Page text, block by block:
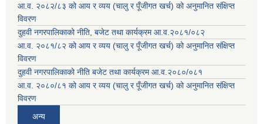
आ.व. २०८२/८३ को आय र व्यय (चालु र पूँजीगत खर्च) को अनुमानित संक्षिप्त
विवरण
दुहवी नगरपालिकाको नीति, बजेट तथा कार्यक्रम आ.व.२०८१/०८२
आ.व. २०८१/८२ को आय र व्यय (चालु र पूँजीगत खर्च) को अनुमानित संक्षिप्त
विवरण
दुहवी नगरपालिकाको नीति बजेट तथा कार्यक्रम आ.व.२०८०/०८१
आ.व. २०८०/८१ को आय र व्यय (चालु र पूँजीगत खर्च) को अनुमानित संक्षिप्त
विवरण
अन्य